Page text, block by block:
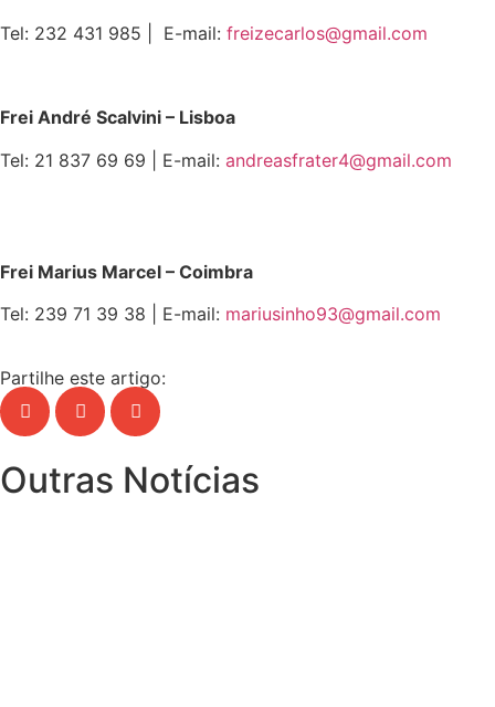
Tel: 232 431 985 | E-mail: freizecarlos@gmail.com
Frei André Scalvini – Lisboa
Tel: 21 837 69 69 | E-mail: andreasfrater4@gmail.com
Frei Marius Marcel – Coimbra
Tel: 239 71 39 38 | E-mail: mariusinho93@gmail.com
Partilhe este artigo:
Outras Notícias